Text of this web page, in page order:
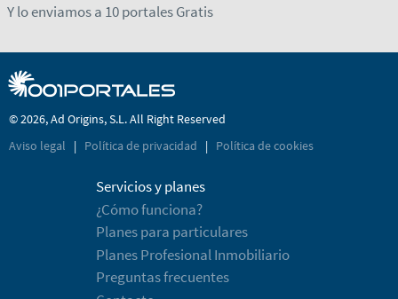
Y lo enviamos a 10 portales Gratis
© 2026, Ad Origins, S.L. All Right Reserved
Aviso legal
| Política de privacidad | Política de cookies
Servicios y planes
¿Cómo funciona?
Planes para particulares
Planes Profesional Inmobiliario
Preguntas frecuentes